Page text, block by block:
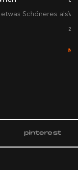
Schöneres als
pinterest